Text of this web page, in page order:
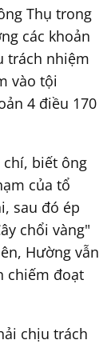
Thụ trong
các khoản
trách nhiệm
vào tội
4 điều 170
chí, biết ông
của tổ
sau đó ép
chổi vàng"
Hường vẫn
chiếm đoạt
chịu trách